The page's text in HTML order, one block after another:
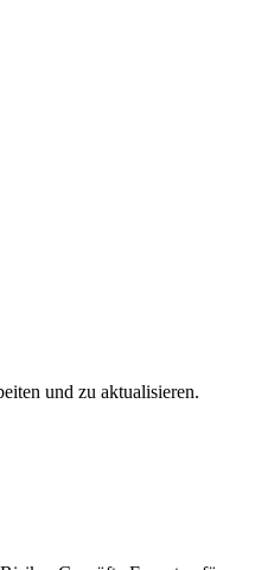
und zu aktualisieren.